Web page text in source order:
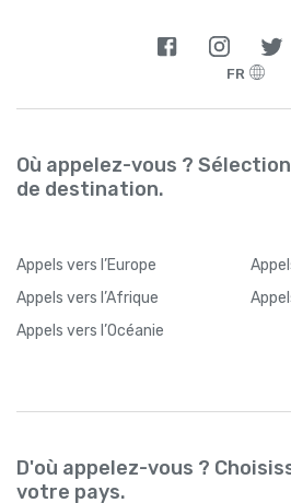
FR
Où appelez-vous ?
de destination.
Appels vers l’Europe
Appels vers l’Afrique
Appels vers l’Océanie
D'où appelez-vous ?
votre pays.